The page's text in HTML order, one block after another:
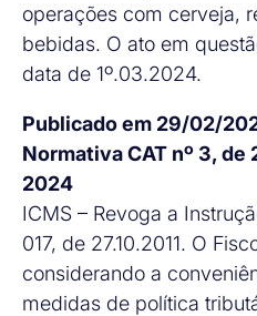
operações com cerveja,
bebidas. O ato em
data de 1º.03.2024.
Publicado em 29/02/
Normativa CAT nº 3, de
2024
ICMS – Revoga a
017, de 27.10.2011. O
considerando a
medidas de política